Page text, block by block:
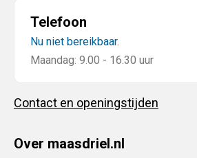
Telefoon
Nu niet bereikbaar.
Maandag: 9.00 - 16.30 uur
Contact en openingstijden
Over maasdriel.nl